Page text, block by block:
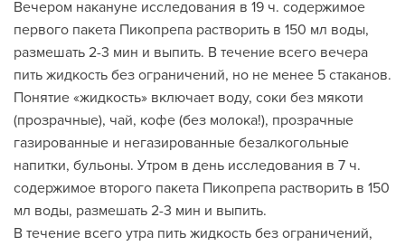
Вечером накануне исследования в 19 ч. содержимое
первого пакета Пикопрепа растворить в 150 мл воды,
размешать 2-3 мин и выпить. В течение всего вечера
пить жидкость без ограничений, но не менее 5 стаканов.
Понятие «жидкость» включает воду, соки без мякоти
(прозрачные), чай, кофе (без молока!), прозрачные
газированные и негазированные безалкогольные
напитки, бульоны. Утром в день исследования в 7 ч.
содержимое второго пакета Пикопрепа растворить в 150
мл воды, размешать 2-3 мин и выпить.
В течение всего утра пить жидкость без ограничений,